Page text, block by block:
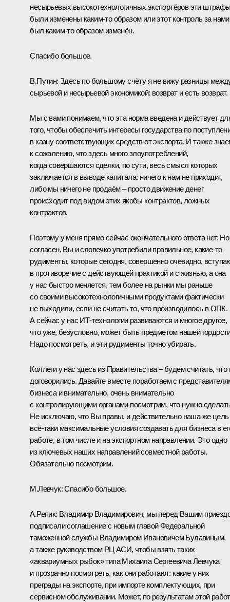
несырьевых высокотехнологичных экспортёров эти
были изменены каким‑то образом или этот контроль за нами
был каким‑то образом изменён.
Спасибо большое.
В.Путин: Здесь по большому счёту я не вижу разницы
сырьевой и несырьевой экономикой: возврат и есть возврат.
Мы с вами понимаем, что эта норма введена и действует
того, чтобы обеспечить интересы государства по
в казну соответствующих средств от экспорта. И также
к сожалению, что здесь много злоупотреблений,
когда совершаются сделки, по сути, весь смысл которых
заключается в выводе капитала: ничего к нам не приходит,
либо мы ничего не продаём – просто движение денег
происходит под видом этих якобы контрактов, ложных
контрактов.
Поэтому у меня прямо сейчас окончательного ответа нет.
согласен, Вы и словечко употребили правильное, какие‑то
рудименты, которые сегодня, совершенно очевидно,
в противоречие с действующей практикой и с жизнью, а она
у нас быстро меняется, тем более на рынки мы раньше
со своими высокотехнологичными продуктами фактически
не выходили, если не считать то, что производилось в ОПК.
А сейчас у нас ИТ-технологии развиваются и многое другое,
что уже, безусловно, может быть предметом нашей
Надо посмотреть, и эти рудименты точно убирать.
Коллеги у нас здесь из Правительства – будем считать,
договорились. Давайте вместе поработаем с
бизнеса и внимательно, очень внимательно
с контролирующими органами посмотрим, что нужно
Не исключаю, что Вы правы, и действительно наша же цель
всё‑таки максимальные условия создавать для бизнеса в
работе, в том числе и на экспортном направлении. Это одно
из ключевых наших направлений совместной работы.
Обязательно посмотрим.
М.Левчук:Спасибо большое.
А.Репик: Владимир Владимирович, мы перед Вашим
подписали соглашение с новым главой Федеральной
таможенной службы Владимиром Ивановичем Булавиным,
а также руководством РЦ АСИ, чтобы взять таких
«аквариумных рыбок» типа Михаила Сергеевича Левчука
и прозрачно посмотреть, как они работают: какие у них
преграды на экспорте, при импорте комплектующих, при
сервисном обслуживании. Может, по результатам этой